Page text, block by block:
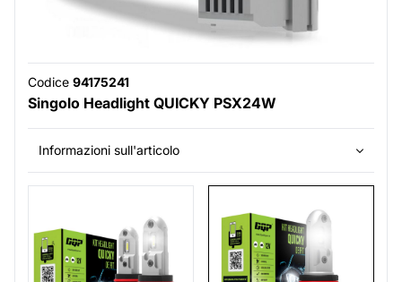
Codice 94175241
Singolo Headlight QUICKY PSX24W
Informazioni sull'articolo